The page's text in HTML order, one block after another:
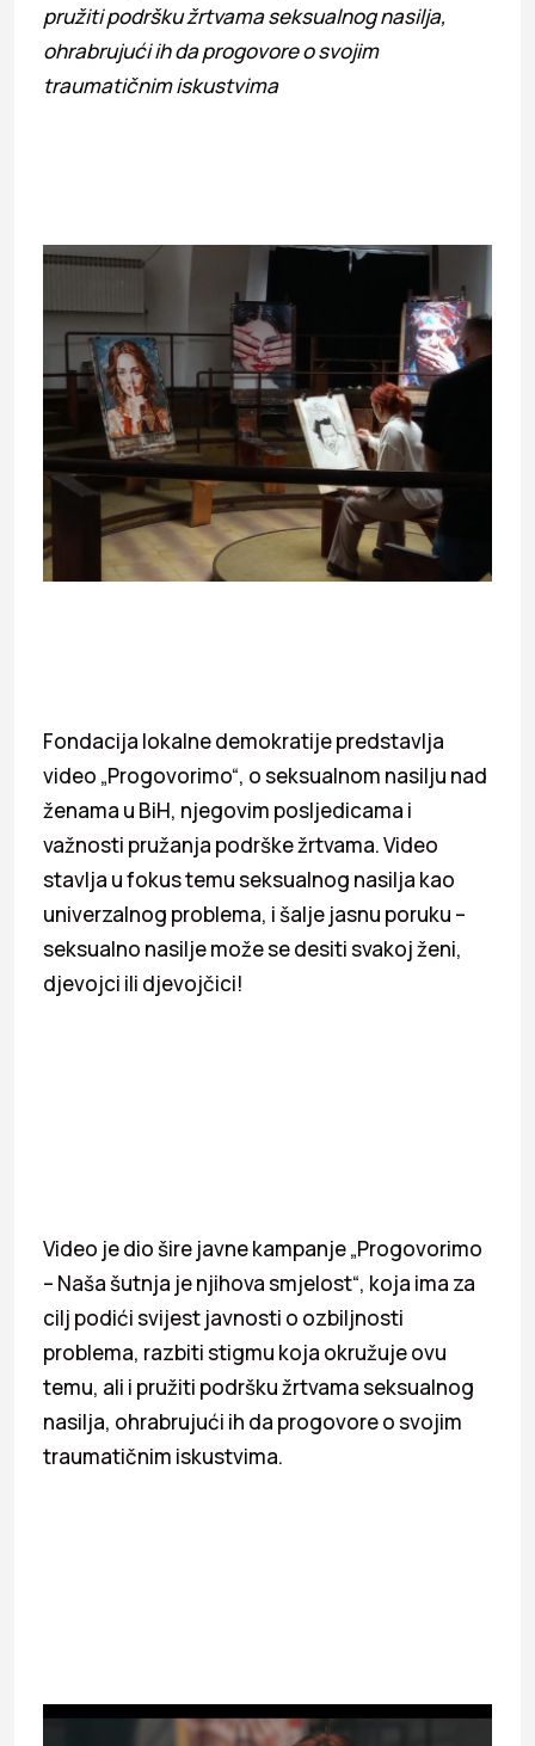
pružiti podršku žrtvama seksualnog nasilja,
ohrabrujući ih da progovore o svojim
traumatičnim iskustvima
Fondacija lokalne demokratije predstavlja
video „Progovorimo“, o seksualnom nasilju nad
ženama u BiH, njegovim posljedicama i
važnosti pružanja podrške žrtvama. Video
stavlja u fokus temu seksualnog nasilja kao
univerzalnog problema, i šalje jasnu poruku –
seksualno nasilje može se desiti svakoj ženi,
djevojci ili djevojčici!
Video je dio šire javne kampanje „Progovorimo
– Naša šutnja je njihova smjelost“, koja ima za
cilj podići svijest javnosti o ozbiljnosti
problema, razbiti stigmu koja okružuje ovu
temu, ali i pružiti podršku žrtvama seksualnog
nasilja, ohrabrujući ih da progovore o svojim
traumatičnim iskustvima.